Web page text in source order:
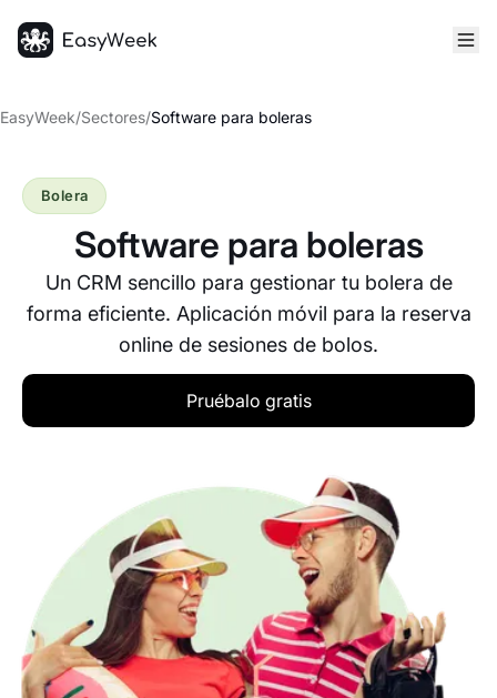
EasyWeek/Sectores/Software para boleras
Software para boleras
Un CRM sencillo para gestionar tu bolera de
forma eficiente. Aplicación móvil para la reserva
online de sesiones de bolos.
Bolera
Pruébalo gratis